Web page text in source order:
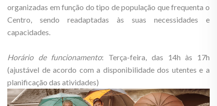
organizadas em função do tipo de população que frequenta o
Centro, sendo readaptadas às suas necessidades e
capacidades.
Horário de funcionamento: Terça-feira, das 14h às 17h
(ajustável de acordo com a disponibilidade dos utentes e a
planificação das atividades)